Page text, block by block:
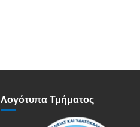
Λογότυπα Τμήματος